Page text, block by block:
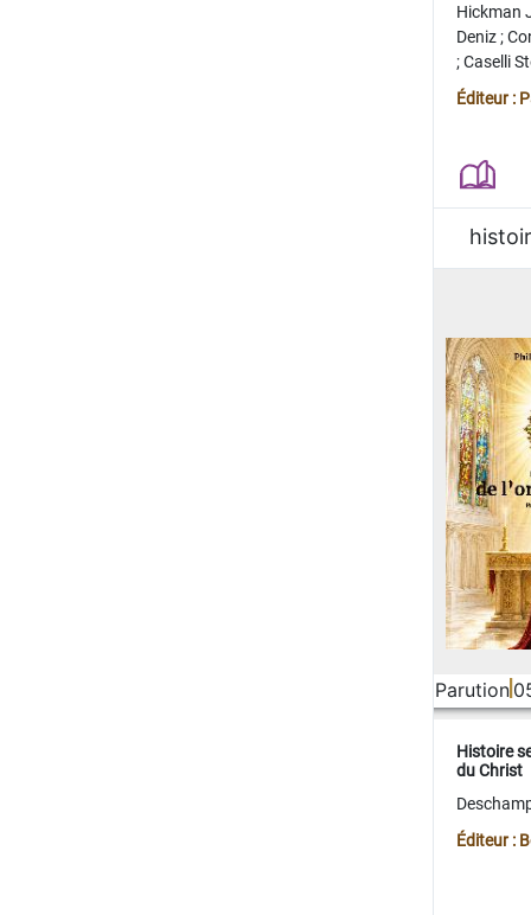
Hickman
Deniz;
;Caselli
Juan
Éditeur :
Parution
Histoire
du Christ
Éditeur :